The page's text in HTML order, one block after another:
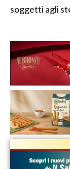
soggetti agli